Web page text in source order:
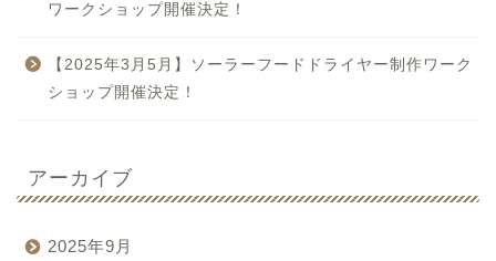
ワークショップ開催決定！
【2025年3月5月】ソーラーフードドライヤー制作ワーク
ショップ開催決定！
アーカイブ
2025年9月